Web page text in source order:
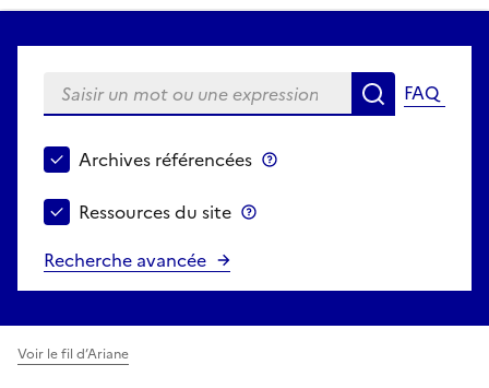
Saisir un mot ou une expression Rechercher
FAQ
Choisir le périmètre de recherche
Archives référencées
Ressources du site
Recherche avancée
Voir le fil d’Ariane